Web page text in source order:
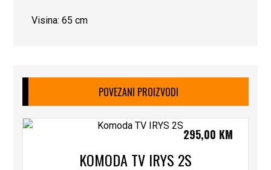
Visina: 65 cm
POVEZANI PROIZVODI
KOMODA TV IRYS 2S
295,00 KM